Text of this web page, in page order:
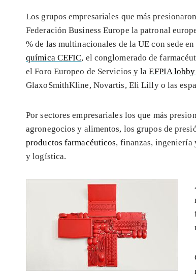
Los grupos empresariales que más
Federación Business Europe la patronal
% de las multinacionales de la UE con sede
química CEFIC, el conglomerado de
el Foro Europeo de Servicios y laEFPIA
GlaxoSmithKline, Novartis, Eli Lilly o las
Por sectores empresariales los que más
agronegocios y alimentos, los grupos de
productos farmacéuticos, finanzas,
y logística.